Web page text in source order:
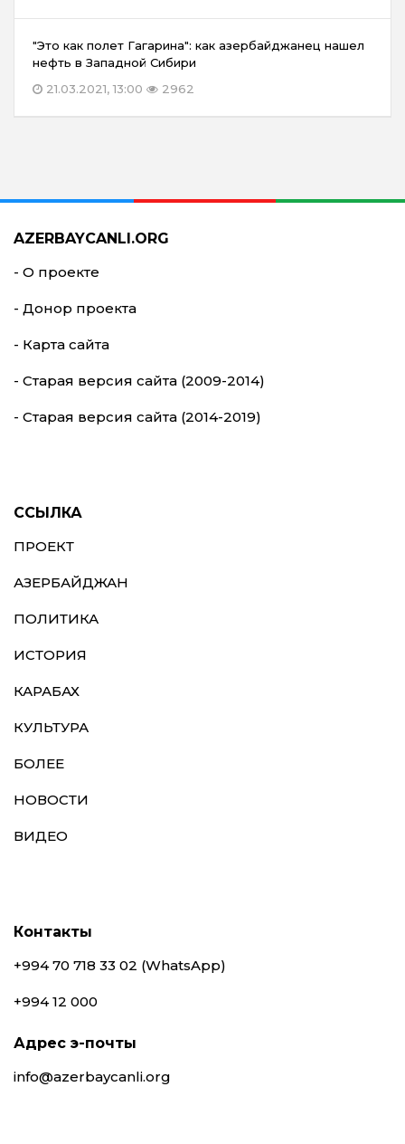
"Это как полет Гагарина": как азербайджанец нашел
нефть в Западной Сибири
21.03.2021, 13:00
2962
AZERBAYCANLI.ORG
- О проекте
- Донор проекта
- Карта сайта
- Старая версия сайта (2009-2014)
- Старая версия сайта (2014-2019)
ССЫЛКА
ПРОЕКТ
АЗЕРБАЙДЖАН
ПОЛИТИКА
ИСТОРИЯ
КАРАБАХ
КУЛЬТУРА
БОЛЕЕ
НОВОСТИ
ВИДЕО
Контакты
+994 70 718 33 02 (WhatsApp)
+994 12 000
Адрес э-почты
info@azerbaycanli.org